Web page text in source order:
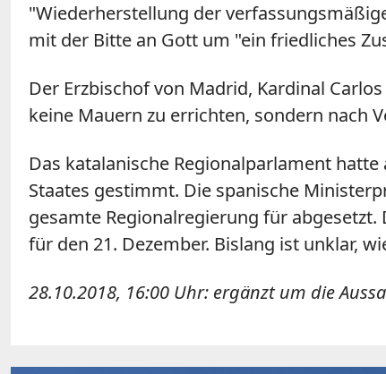
"Wiederherstellung der
mit der Bitte an Gott um "ein friedliches
Der Erzbischof von Madrid, Kardinal
keine Mauern zu errichten, sondern nach
Das katalanische Regionalparlament
Staates gestimmt. Die spanische
gesamte Regionalregierung für
für den 21. Dezember. Bislang ist unklar,
28.10.2018, 16:00 Uhr: ergänzt um die